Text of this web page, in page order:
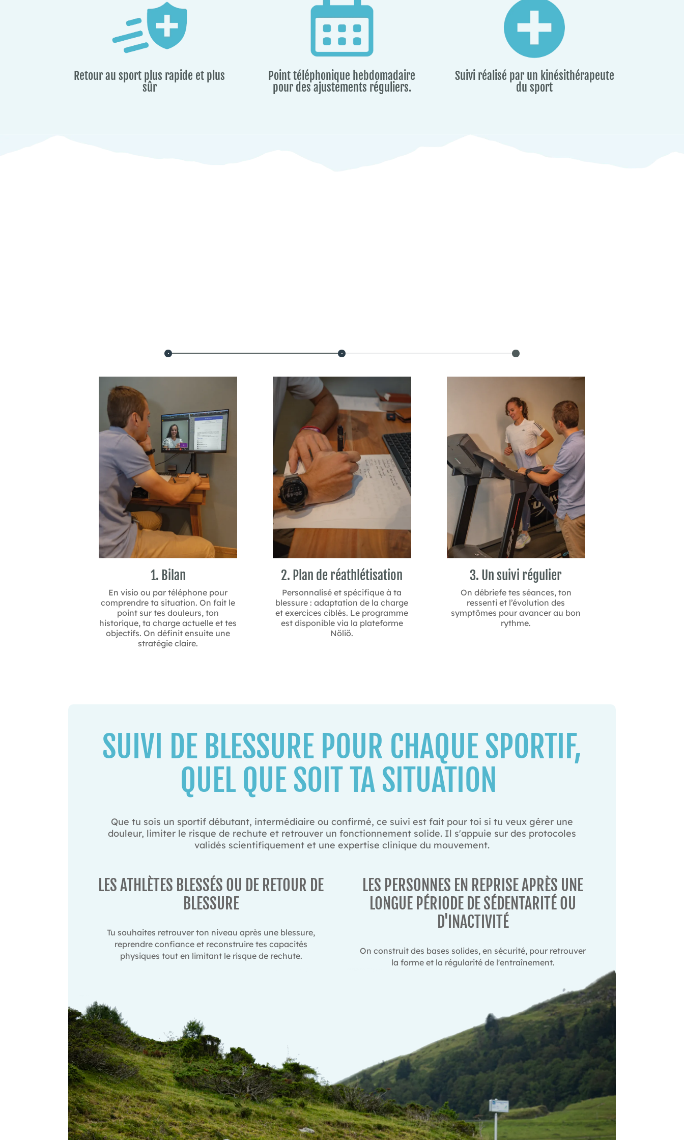
Retour au sport plus rapide et plus
sûr
Point téléphonique hebdomadaire
pour des ajustements réguliers.
Suivi réalisé par un kinésithérapeute
du sport
1. Bilan
En visio ou par téléphone pour
comprendre ta situation. On fait le
point sur tes douleurs, ton
historique, ta charge actuelle et tes
objectifs. On définit ensuite une
stratégie claire.
2. Plan de réathlétisation
Personnalisé et spécifique à ta
blessure : adaptation de la charge
et exercices ciblés. Le programme
est disponible via la plateforme
Nöliö.
3. Un suivi régulier
On débriefe tes séances, ton
ressenti et l’évolution des
symptômes pour avancer au bon
rythme.
SUIVI DE BLESSURE POUR CHAQUE SPORTIF,
QUEL QUE SOIT TA SITUATION
Que tu sois un sportif débutant, intermédiaire ou confirmé, ce suivi est fait pour toi si tu veux gérer une
douleur, limiter le risque de rechute et retrouver un fonctionnement solide. Il s'appuie sur des protocoles
validés scientifiquement et une expertise clinique du mouvement.
LES ATHLÈTES BLESSÉS OU DE RETOUR DE
BLESSURE
Tu souhaites retrouver ton niveau après une blessure,
reprendre confiance et reconstruire tes capacités
physiques tout en limitant le risque de rechute.
LES PERSONNES EN REPRISE APRÈS UNE
LONGUE PÉRIODE DE SÉDENTARITÉ OU
D'INACTIVITÉ
On construit des bases solides, en sécurité, pour retrouver
la forme et la régularité de l'entraînement.